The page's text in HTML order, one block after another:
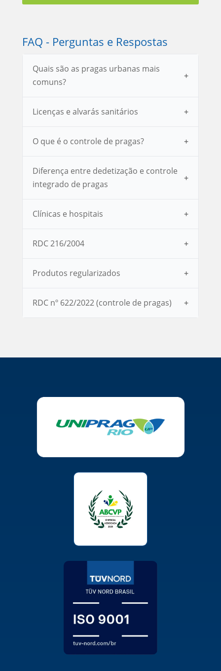
FAQ - Perguntas e Respostas
Quais são as pragas urbanas mais
comuns?
Licenças e alvarás sanitários
O que é o controle de pragas?
Diferença entre dedetização e controle
integrado de pragas
Clínicas e hospitais
RDC 216/2004
Produtos regularizados
RDC nº 622/2022 (controle de pragas)